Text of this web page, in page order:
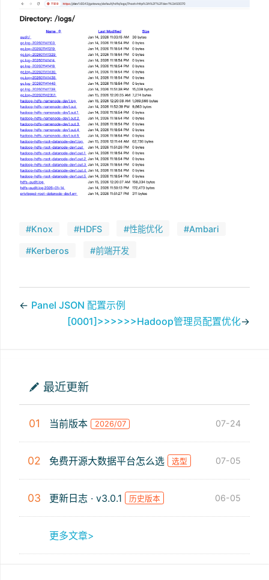
#Knox #HDFS #性能优化 #Ambari
#Kerberos #前端开发
← Panel JSON 配置示例
[0001]>>>>>>Hadoop管理员配置优化→
最近更新
01 当前版本 2026/07 07-24
02 免费开源大数据平台怎么选 选型 07-05
03 更新日志 · v3.0.1 历史版本 06-05
更多文章>